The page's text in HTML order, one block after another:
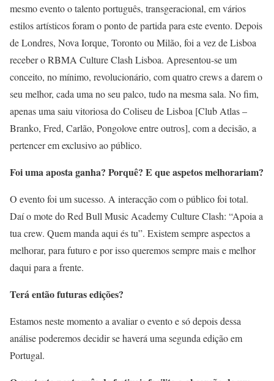
mesmo evento o talento português, transgeracional, em vários
estilos artísticos foram o ponto de partida para este evento. Depois
de Londres, Nova Iorque, Toronto ou Milão, foi a vez de Lisboa
receber o RBMA Culture Clash Lisboa. Apresentou-se um
conceito, no mínimo, revolucionário, com quatro crews a darem o
seu melhor, cada uma no seu palco, tudo na mesma sala. No fim,
apenas uma saiu vitoriosa do Coliseu de Lisboa [Club Atlas –
Branko, Fred, Carlão, Pongolove entre outros], com a decisão, a
pertencer em exclusivo ao público.
Foi uma aposta ganha? Porquê? E que aspetos melhorariam?
O evento foi um sucesso. A interacção com o público foi total.
Daí o mote do Red Bull Music Academy Culture Clash: “Apoia a
tua crew. Quem manda aqui és tu”. Existem sempre aspectos a
melhorar, para futuro e por isso queremos sempre mais e melhor
daqui para a frente.
Terá então futuras edições?
Estamos neste momento a avaliar o evento e só depois dessa
análise poderemos decidir se haverá uma segunda edição em
Portugal.